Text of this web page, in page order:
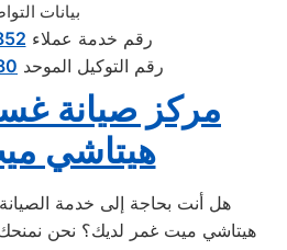
بيانات
رقم خدمة عملاء
رقم التوكيل الموحد
مركز صيانة
هيتاشي
هل أنت بحاجة إلى خدمة الصيانة
هيتاشي ميت غمر لديك؟ نحن نمنحك